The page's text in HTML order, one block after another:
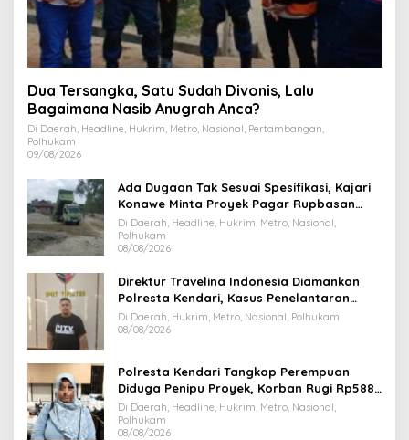
Dua Tersangka, Satu Sudah Divonis, Lalu
Bagaimana Nasib Anugrah Anca?
Di Daerah, Headline, Hukrim, Metro, Nasional, Pertambangan,
Polhukam
09/08/2026
Ada Dugaan Tak Sesuai Spesifikasi, Kajari
Konawe Minta Proyek Pagar Rupbasan
Rp1,9 Miliar Dihentikan
Di Daerah, Headline, Hukrim, Metro, Nasional,
Polhukam
08/08/2026
Direktur Travelina Indonesia Diamankan
Polresta Kendari, Kasus Penelantaran
Jemaah Umrah Masuk Babak Baru
Di Daerah, Hukrim, Metro, Nasional, Polhukam
08/08/2026
Polresta Kendari Tangkap Perempuan
Diduga Penipu Proyek, Korban Rugi Rp588,1
Juta
Di Daerah, Headline, Hukrim, Metro, Nasional,
Polhukam
08/08/2026